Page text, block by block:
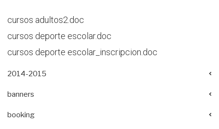
cursos adultos2.doc
cursos deporte escolar.doc
cursos deporte escolar_inscripcion.doc
2014-2015
banners
booking